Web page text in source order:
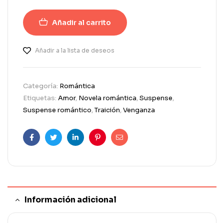
Añadir al carrito
Añadir a la lista de deseos
Categoría: Romántica
Etiquetas: Amor, Novela romántica,Suspense,
Suspense romántico,Traición,Venganza
FacebookTwitterLinkedinPinterestCorreo
Información adicional